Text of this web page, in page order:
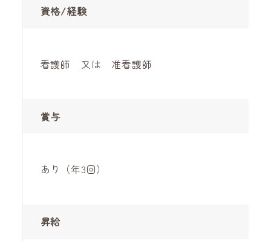
資格/経験
看護師 又は 准看護師
賞与
あり（年3回）
昇給